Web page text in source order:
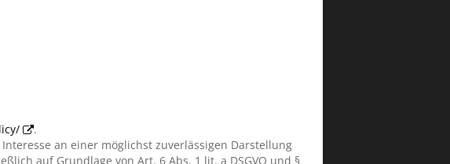
.
an einer möglichst zuverlässigen Darstellung
auf Grundlage von Art. 6 Abs. 1 lit. a DSGVO und §